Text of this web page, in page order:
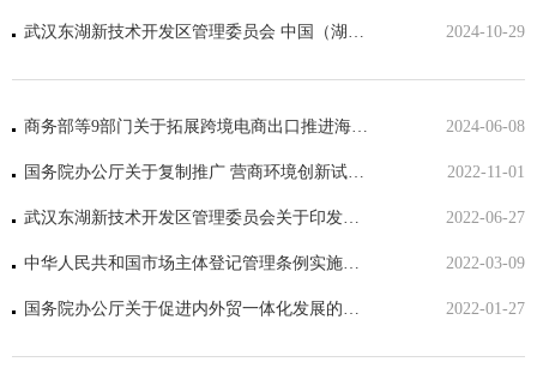
武汉东湖新技术开发区管理委员会 中国（湖北）自由贸易试验区武汉片区管理委员会关于印发市场监管领域首违不罚清单（2024版）的通知 2024-10-29
商务部等9部门关于拓展跨境电商出口推进海外仓建设的意见 2024-06-08
国务院办公厅关于复制推广 营商环境创新试点改革举措的通知 2022-11-01
武汉东湖新技术开发区管理委员会关于印发东湖高新区政府采购优化营商环境 支持中小微企业发展的若干意见 2022-06-27
中华人民共和国市场主体登记管理条例实施细则 2022-03-09
国务院办公厅关于促进内外贸一体化发展的意见 2022-01-27